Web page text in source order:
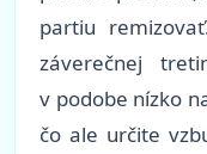
partiu
záverečnej
v podobe nízko
čo ale určite